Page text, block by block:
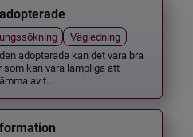
Vägledning
adopterade kan det vara bra
kan vara lämpliga att
av t...